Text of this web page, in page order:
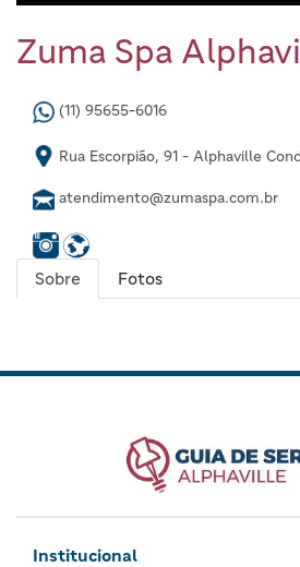
Zuma Spa
(11) 95655-6016
Rua Escorpião, 91 - Alphaville
atendimento@zumaspa.com.br
Sobre Fotos
Institucional